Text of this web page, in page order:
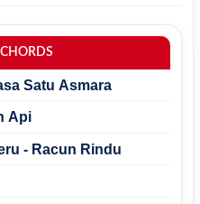
Satu Asmara
Api
- Racun Rindu